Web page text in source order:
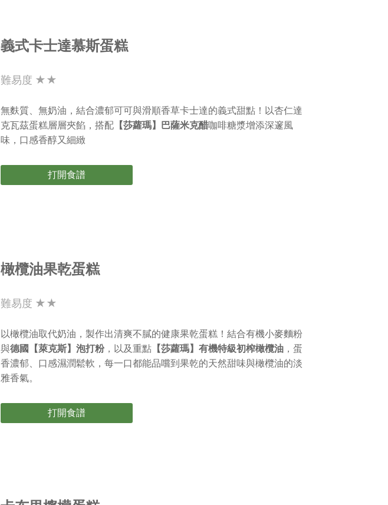
義式卡士達慕斯蛋糕
難易度 ★★
無麩質、無奶油，結合濃郁可可與滑順香草卡士達的義式甜點！以杏仁達
克瓦茲蛋糕層層夾餡，搭配 【莎蘿瑪】巴薩米克醋咖啡糖漿增添深邃風
味，口感香醇又細緻
打開食譜
橄欖油果乾蛋糕
難易度 ★★
以橄欖油取代奶油，製作出清爽不膩的健康果乾蛋糕！結合有機小麥麵粉
與德國【萊克斯】泡打粉，以及重點 【莎蘿瑪】有機特級初榨橄欖油 ，蛋
香濃郁、口感濕潤鬆軟，每一口都能品嚐到果乾的天然甜味與橄欖油的淡
雅香氣。
打開食譜